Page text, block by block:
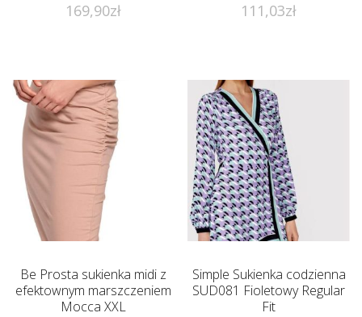
169,90zł 111,03zł
Be Prosta sukienka midi z
efektownym marszczeniem
Mocca XXL
Simple Sukienka codzienna
SUD081 Fioletowy Regular
Fit